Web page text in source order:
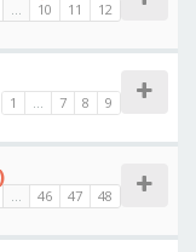
... 10 11 12
1 ... 7 8 9
... 46 47 48